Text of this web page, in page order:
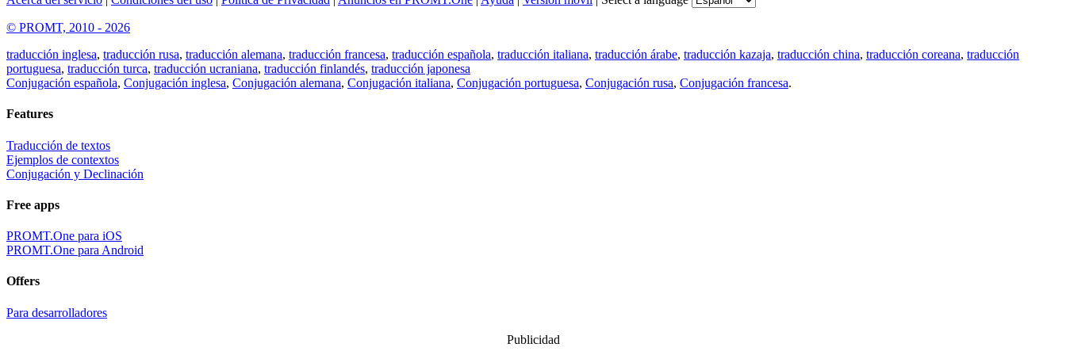
© PROMT, 2010 - 2026
traducción inglesa, traducción rusa, traducción alemana, traducción francesa, traducción española, traducción italiana, traducción árabe, traducción kazaja, traducción china, traducción coreana, traducción
portuguesa, traducción turca, traducción ucraniana, traducción finlandés, traducción japonesa
Conjugación española, Conjugación inglesa, Conjugación alemana, Conjugación italiana, Conjugación portuguesa, Conjugación rusa, Conjugación francesa.
Features
Traducción de textos
Ejemplos de contextos
Conjugación y Declinación
Free apps
PROMT.One para iOS
PROMT.One para Android
Offers
Para desarrolladores
Publicidad